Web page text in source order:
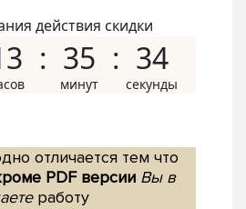
действия скидки
35 33
отличается тем что
PDF версии Вы в
работу